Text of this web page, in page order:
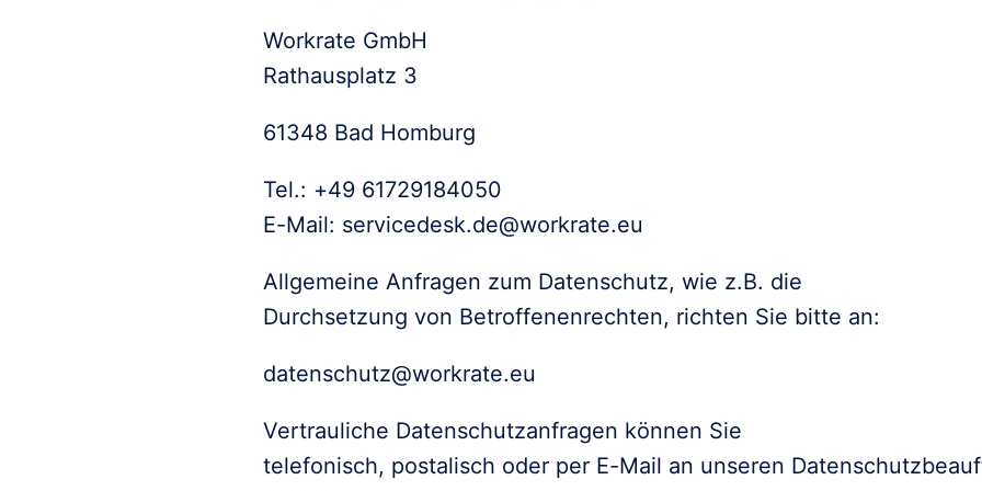
Workrate GmbH
Rathausplatz 3
61348 Bad Homburg
Tel.: +49 61729184050
E-Mail: servicedesk.de@workrate.eu
Allgemeine Anfragen zum Datenschutz, wie z.B. die
Durchsetzung von Betroffenenrechten, richten Sie bitte an:
datenschutz@workrate.eu
Vertrauliche Datenschutzanfragen können Sie
telefonisch, postalisch oder per E-Mail an unseren